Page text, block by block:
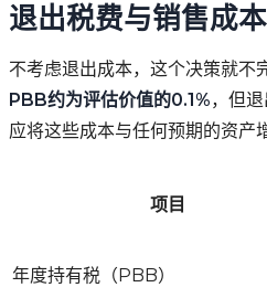
退出税费与销售成本
不考虑退出成本，这个决策就不
PBB约为评估价值的0.1%，但
应将这些成本与任何预期的资产
项目
年度持有税（PBB）